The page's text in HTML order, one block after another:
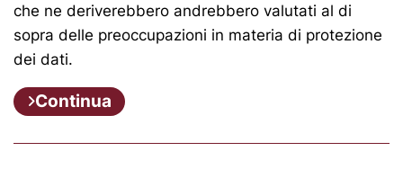
che ne deriverebbero andrebbero valutati al di
sopra delle preoccupazioni in materia di protezione
dei dati.
Continua